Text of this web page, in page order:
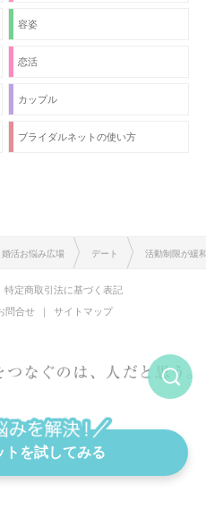
トを試してみる
容姿
恋活
カップル
ブライダルネットの使い方
婚活お悩み広場 デート 活動制限が緩
特定商取引法に基づく表記
問合せ サイトマップ
考える婚活アプリ
All rights reserved.